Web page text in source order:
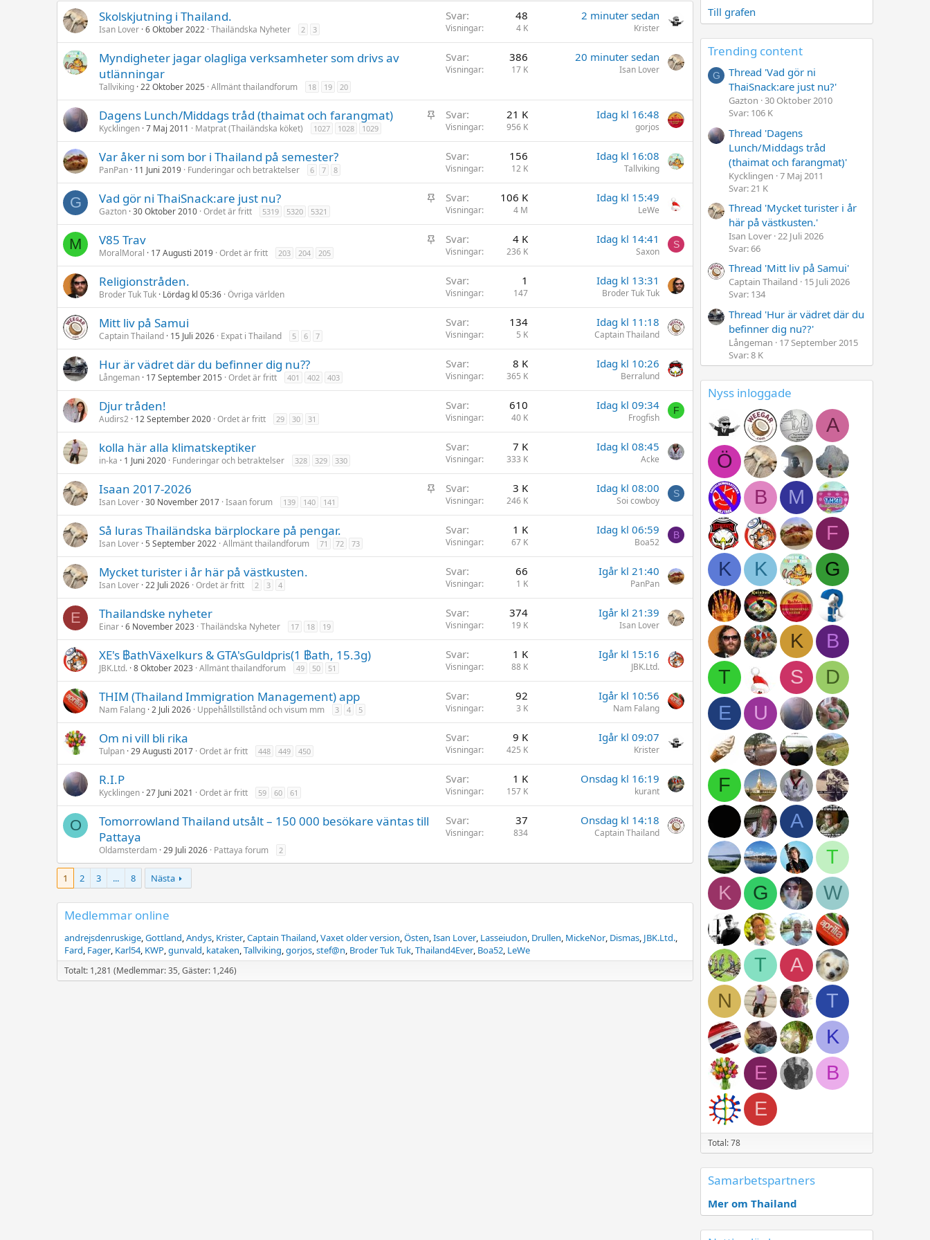
Skolskjutning i Thailand.
Isan Lover 6 Oktober 2022 Thailändska Nyheter 2 3
Svar 48
Visningar 4 K
2 minuter sedan
Krister
Myndigheter jagar olagliga verksamheter som drivs av
utlänningar
Tallviking 22 Oktober 2025 Allmänt thailandforum 18 19 20
Svar 386
Visningar 17 K
20 minuter sedan
Isan Lover
K
i
r
a
Dagens Lunch/Middags tråd (thaimat och farangmat)
Kycklingen 7 Maj 2011 Matprat (Thailändska köket) 1027 1028 1029
Svar 21 K
Visningar 956 K
Idag kl 16:48
gorjos
Var åker ni som bor i Thailand på semester?
PanPan 11 Juni 2019 Funderingar och betraktelser 6 7 8
Svar 156
Visningar 12 K
Idag kl 16:08
Tallviking
G
K
i
s
r
Vad gör ni ThaiSnack:are just nu?
Gazton 30 Oktober 2010 Ordet är fritt 5319 5320 5321
Svar 106 K
Visningar 4 M
Idag kl 15:49
LeWe
M
K
i
r
V85 Trav
MoralMoral 17 Augusti 2019 Ordet är fritt 203 204 205
Svar 4 K
Visningar 236 K
Idag kl 14:41
Saxon
S
Religionstråden.
Broder Tuk Tuk Lördag kl 05:36 Övriga världen
Svar 1
Visningar 147
Idag kl 13:31
Broder Tuk Tuk
Mitt liv på Samui
Captain Thailand 15 Juli 2026 Expat i Thailand 5 6 7
Svar 134
Visningar 5 K
Idag kl 11:18
Captain Thailand
Hur är vädret där du befinner dig nu??
Långeman 17 September 2015 Ordet är fritt 401 402 403
Svar 8 K
Visningar 365 K
Idag kl 10:26
Berralund
Djur tråden!
Audirs2 12 September 2020 Ordet är fritt 29 30 31
Svar 610
Visningar 40 K
Idag kl 09:34
Frogfish
F
kolla här alla klimatskeptiker
in-ka 1 Juni 2020 Funderingar och betraktelser 328 329 330
Svar 7 K
Visningar 333 K
Idag kl 08:45
Acke
K
i
r
Isaan 2017-2026
Isan Lover 30 November 2017 Isaan forum 139 140 141
Svar 3 K
Visningar 246 K
Idag kl 08:00
Soi cowboy
S
Så luras Thailändska bärplockare på pengar.
Isan Lover 5 September 2022 Allmänt thailandforum 71 72 73
Svar 1 K
Visningar 67 K
Idag kl 06:59
Boa52
B
Mycket turister i år här på västkusten.
Isan Lover 22 Juli 2026 Ordet är fritt 2 3 4
Svar 66
Visningar 1 K
Igår kl 21:40
PanPan
E Thailandske nyheter
Einar 6 November 2023 Thailändska Nyheter 17 18 19
Svar 374
Visningar 19 K
Igår kl 21:39
Isan Lover
XE's ฿athVäxelkurs & GTA'sGuldpris(1 ฿ath, 15.3g)
JBK.Ltd. 8 Oktober 2023 Allmänt thailandforum 49 50 51
Svar 1 K
Visningar 88 K
Igår kl 15:16
JBK.Ltd.
THIM (Thailand Immigration Management) app
Nam Falang 2 Juli 2026 Uppehållstillstånd och visum mm 3 4 5
Svar 92
Visningar 3 K
Igår kl 10:56
Nam Falang
Om ni vill bli rika
Tulpan 29 Augusti 2017 Ordet är fritt 448 449 450
Svar 9 K
Visningar 425 K
Igår kl 09:07
Krister
R.I.P
Kycklingen 27 Juni 2021 Ordet är fritt 59 60 61
Svar 1 K
Visningar 157 K
Onsdag kl 16:19
kurant
O
Tomorrowland Thailand utsålt – 150 000 besökare väntas till
Pattaya
Oldamsterdam 29 Juli 2026 Pattaya forum 2
Svar 37
Visningar 834
Onsdag kl 14:18
Captain Thailand
1 2 3 ... 8 Nästa
Medlemmar online
andrejsdenruskige Gottland Andys Krister Captain Thailand Vaxet older version Östen Isan Lover Lasseiudon Drullen MickeNor Dismas JBK.Ltd.
Fard Fager Karl54 KWP gunvald kataken Tallviking gorjos stef@n Broder Tuk Tuk Thailand4Ever Boa52 LeWe
Totalt: 1,281 (Medlemmar: 35, Gäster: 1,246)
Till grafen
Trending content
G
Thread 'Vad gör ni
ThaiSnack:are just nu?'
Gazton 30 Oktober 2010
Svar: 106 K
Thread 'Dagens
Lunch/Middags tråd
(thaimat och farangmat)'
Kycklingen 7 Maj 2011
Svar: 21 K
Thread 'Mycket turister i år
här på västkusten.'
Isan Lover 22 Juli 2026
Svar: 66
Thread 'Mitt liv på Samui'
Captain Thailand
15 Juli 2026
Svar: 134
Thread 'Hur är vädret där du
befinner dig nu??'
Långeman
17 September 2015
Svar: 8 K
Nyss inloggade
A
Ö
B
M
F
K
K G
K
B
T
S
D
E
U
F
A
T
K
G W
T
A
N
T
K
E
B
E
Total: 78
Samarbetspartners
Mer om Thailand